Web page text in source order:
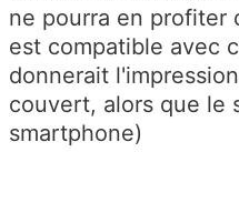
ne pourra en profiter
est compatible avec
donnerait
couvert, alors que le
smartphone)